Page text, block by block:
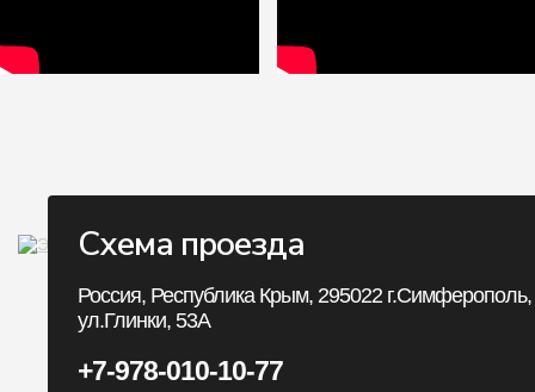
Схема проезда
Россия, Республика Крым, 295022 г.Симферополь,
ул.Глинки, 53А
+7-978-010-10-77
Личный